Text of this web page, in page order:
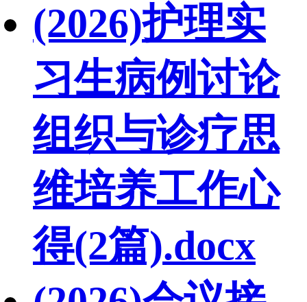
(2026)护理实
习生病例讨论
组织与诊疗思
维培养工作心
得(2篇).docx